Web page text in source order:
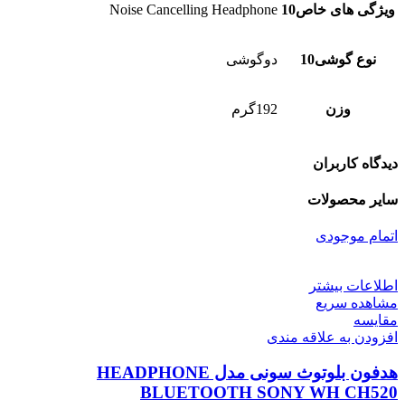
ویژگی های خاص10 Noise Cancelling Headphone
نوع گوشی10 دوگوشی
وزن 192گرم
دیدگاه کاربران
سایر محصولات
اتمام موجودی
اطلاعات بیشتر
مشاهده سریع
مقایسه
افزودن به علاقه مندی
هدفون بلوتوث سونی مدل HEADPHONE
BLUETOOTH SONY WH CH520